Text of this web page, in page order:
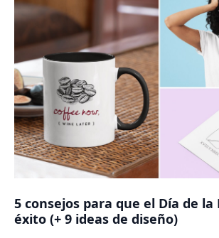
5 consejos para que el Día de
éxito (+ 9 ideas de diseño)